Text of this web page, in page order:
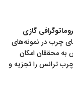
گازی
چرب در نمونه‌های
به محققان امکان
چرب و ۲۱ نوع اسید چرب ترانس را تجزیه و